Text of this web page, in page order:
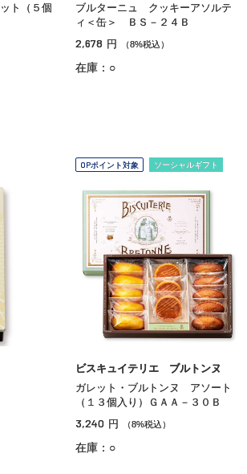
ト（５個
ブルターニュ クッキーアソルテ
ィ＜缶＞ ＢＳ－２４Ｂ
2,678 円 （8%税込）
在庫：○
OPポイント対象 ソーシャルギフト
ビスキュイテリエ ブルトンヌ
ガレット・ブルトンヌ アソート
（１３個入り）ＧＡＡ－３０Ｂ
3,240 円 （8%税込）
在庫：○